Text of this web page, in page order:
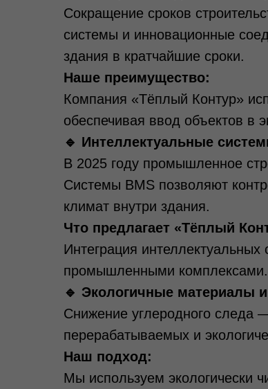
Сокращение сроков
системы и инновационные
здания в кратчайшие сроки.
Наше преимущество:
Компания «Тёплый Контур»
обеспечивая ввод объектов в
🔹 Интеллектуальные
В 2025 году промышленное
Системы BMS позволяют
климат внутри здания.
Что предлагает «Тёплый
Интеграция
промышленными комплексами.
🔹 Экологичные материалы
Снижение углеродного следа
перерабатываемых и
Наш подход:
Мы используем экологически